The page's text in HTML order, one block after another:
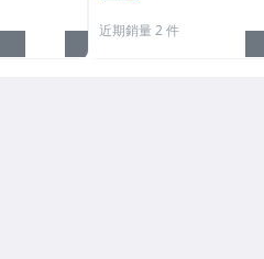
近期銷量 2 件